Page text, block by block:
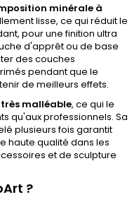
minérale à
lisse, ce qui réduit le
pour une finition ultra
d'apprêt ou de base
des couches
pendant que le
de meilleurs effets.
malléable, ce qui le
qu'aux professionnels. Sa
plusieurs fois garantit
haute qualité dans les
et de sculpture
?